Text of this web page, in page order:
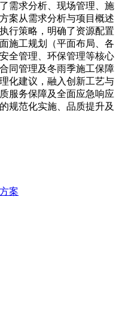
需求分析、现场管理、施
案从需求分析与项目概述
行策略，明确了资源配置
施工规划（平面布局、各
全管理、环保管理等核心
同管理及冬雨季施工保障
化建议，融入创新工艺与
服务保障及全面应急响应
规范化实施、品质提升及
案